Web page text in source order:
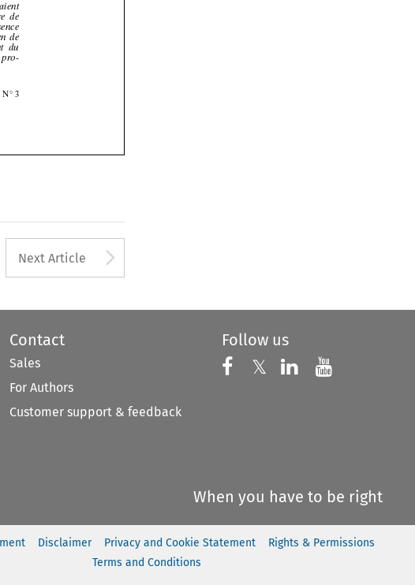







to open the Previous Article
Next Article
Contact
Sales
For Authors
Customer support & feedback
Follow us
Follow us on
𝕏 Follow us on X
Follow us on
Follow
When you have to be right
Disclaimer Privacy and Cookie Statement
Rights & Permissions
Terms and Conditions